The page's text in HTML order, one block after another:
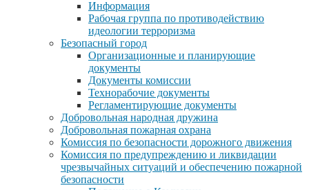
Информация
Рабочая группа по противодействию
идеологии терроризма
Безопасный город
Организационные и планирующие
документы
Документы комиссии
Технорабочие документы
Регламентирующие документы
Добровольная народная дружина
Добровольная пожарная охрана
Комиссия по безопасности дорожного движения
Комиссия по предупреждению и ликвидации
чрезвычайных ситуаций и обеспечению пожарной
безопасности